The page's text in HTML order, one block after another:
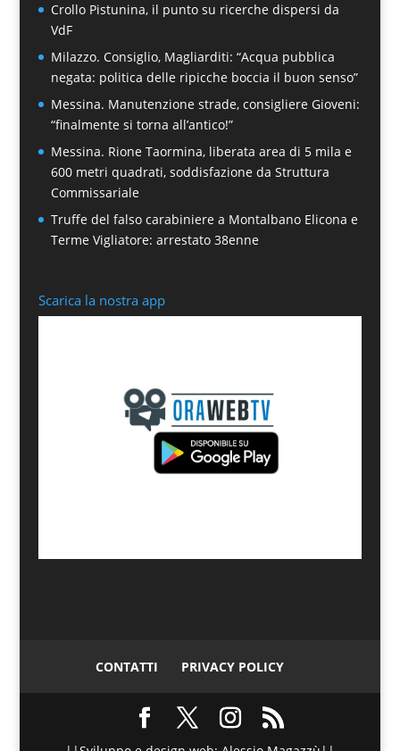
Crollo Pistunina, il punto su ricerche dispersi da
VdF
Milazzo. Consiglio, Magliarditi: “Acqua pubblica
negata: politica delle ripicche boccia il buon senso”
Messina. Manutenzione strade, consigliere Gioveni:
“finalmente si torna all’antico!”
Messina. Rione Taormina, liberata area di 5 mila e
600 metri quadrati, soddisfazione da Struttura
Commissariale
Truffe del falso carabiniere a Montalbano Elicona e
Terme Vigliatore: arrestato 38enne
Scarica la nostra app
CONTATTI PRIVACY POLICY